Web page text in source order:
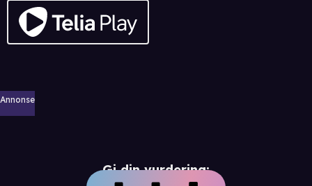
Annonse
Gi din vurdering: